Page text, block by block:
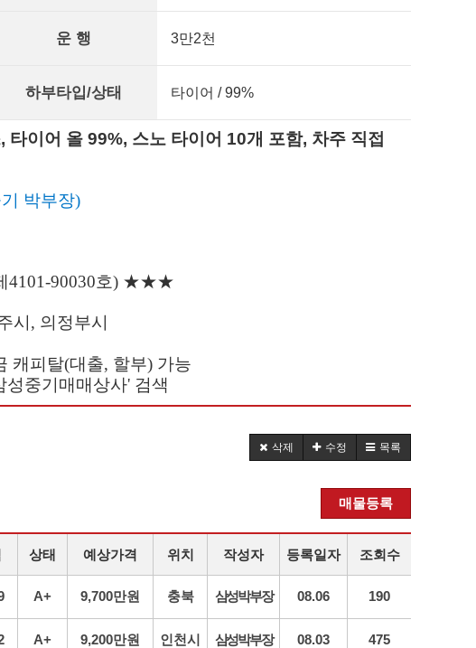
운 행 3만2천
하부타입/상태 타이어 / 99%
이어 올 99%, 스노 타이어 10개 포함, 차주 직접
박부장)
4101-90030호) ★★★
시, 의정부시
캐피탈(대출, 할부) 가능
중기매매상사' 검색
삭제 수정 목록
매물등록
상태 예상가격 위치 작성자 등록일자 조회수
A+ 9,700만원 충북 삼성박부장 08.06 190
A+ 9,200만원 인천시 삼성박부장 08.03 475